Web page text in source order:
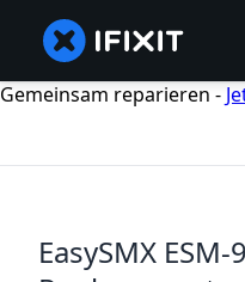
Gemeinsam reparieren -
EasySMX